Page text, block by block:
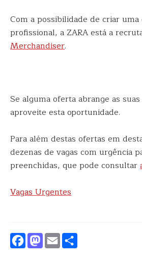
Com a possibilidade de criar
profissional, a ZARA está a
Merchandiser.
Se alguma oferta abrange as
aproveite esta oportunidade.
Para além destas ofertas em
dezenas de vagas com urgência
preenchidas, que pode consultar
Vagas Urgentes
Facebook
Mastodon
Email